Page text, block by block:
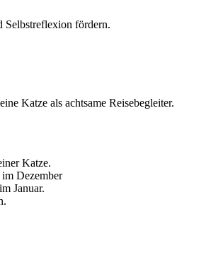
Selbstreflexion fördern.
Katze als achtsame Reisebegleiter.
Katze.
Dezember
Januar.